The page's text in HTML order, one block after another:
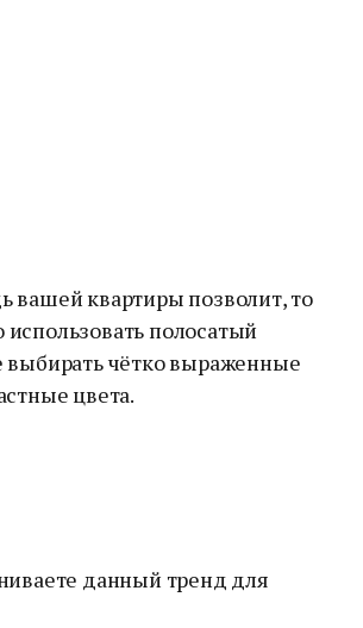
вашей квартиры позволит, то
полосатый
выбирать чётко выраженные
цвета.
данный тренд для